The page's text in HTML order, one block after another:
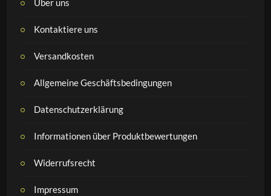
Über uns
Kontaktiere uns
Versandkosten
Allgemeine Geschäftsbedingungen
Datenschutzerklärung
Informationen über Produktbewertungen
Widerrufsrecht
Impressum